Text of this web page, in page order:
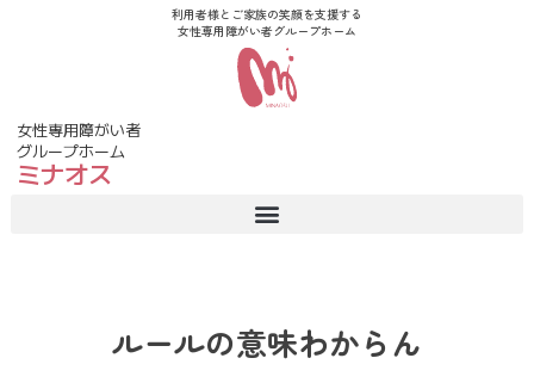
利用者様とご家族の笑顔を支援する
女性専用障がい者グループホーム
女性専用障がい者
グループホーム
ミナオス
ルールの意味わからん